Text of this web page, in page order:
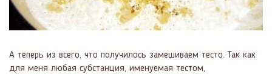
А теперь из всего, что получилось замешиваем тесто. Так как
для меня любая субстанция, именуемая тестом,